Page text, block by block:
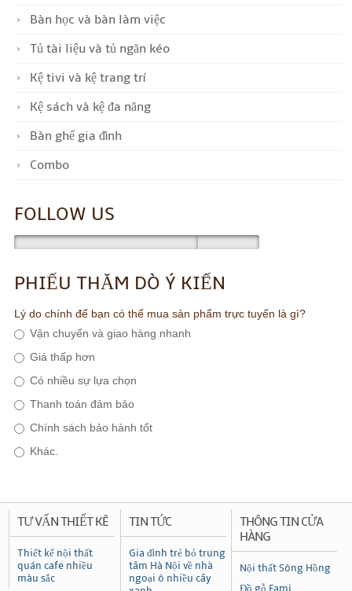
Bàn học và bàn làm việc
Tủ tài liệu và tủ ngăn kéo
Kệ tivi và kệ trang trí
Kệ sách và kệ đa năng
Bàn ghế gia đình
Combo
FOLLOW US
PHIẾU THĂM DÒ Ý KIẾN
Lý do chính để bạn có thể mua sản phẩm trực tuyến là gì?
Vận chuyển và giao hàng nhanh
Giá thấp hơn
Có nhiều sự lựa chọn
Thanh toán đảm bảo
Chính sách bảo hành tốt
Khác.
TƯ VẤN THIẾT KÊ
Thiết kế nội thất
quán cafe nhiều
màu sắc
TIN TỨC
Gia đình trẻ bỏ trung
tâm Hà Nội về nhà
ngoại ô nhiều cây
THÔNG TIN CỬA
HÀNG
Nội thất Sông Hồng